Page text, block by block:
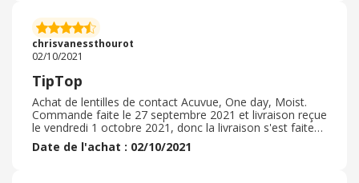
achat rapide. Par contre, pour les produits d'entretien
des lentilles il n'y a pas trop de choix et les prix ne sont
pas vraiment compétitifs.
chrisvanessthourot
02/10/2021
TipTop
Achat de lentilles de contact Acuvue, One day, Moist.
Commande faite le 27 septembre 2021 et livraison reçue
le vendredi 1 octobre 2021, donc la livraison s'est faite
dans les délais. Le processus de la commande s'est bien
passé aucun problème à signaler. Colis bien emballé rien
Date de l'achat : 02/10/2021